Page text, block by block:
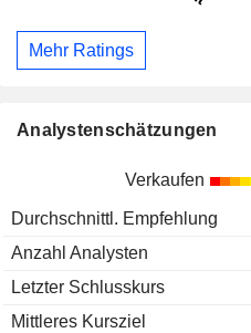
Mehr Ratings
Analystenschätzungen
Verkaufen
Durchschnittl. Empfehlung
Anzahl Analysten
Letzter Schlusskurs
Mittleres Kursziel